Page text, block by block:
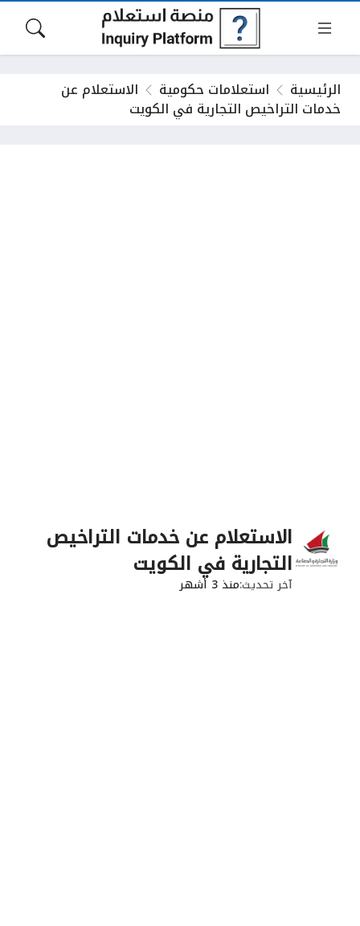
الرئيسية استعلامات حكومية الاستعلام عن
خدمات التراخيص التجارية في الكويت
الاستعلام عن خدمات التراخيص
التجارية في الكويت
آخر تحديثمنذ 3 أشهر